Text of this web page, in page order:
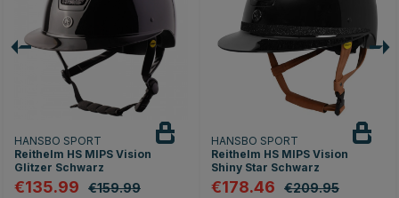
HANSBO SPORT
Reithelm HS MIPS Vision
Glitzer Schwarz
€135.99 €159.99
HANSBO SPORT
Reithelm HS MIPS Vision
Shiny Star Schwarz
€178.46 €209.95